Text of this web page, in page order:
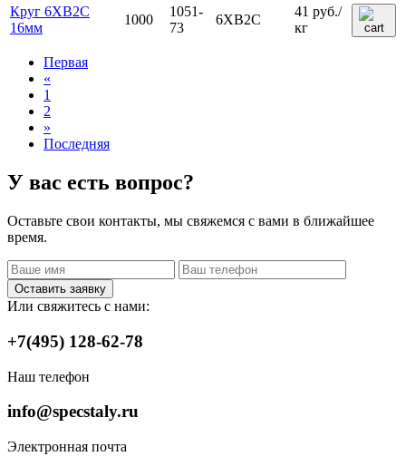
Круг 6ХВ2С
16мм
1000
1051-
73
6ХВ2С
41 руб./
кг
Первая
«
1
2
»
Последняя
У вас есть вопрос?
Оставьте свои контакты, мы свяжемся с вами в ближайшее
время.
Оставить заявку
Или свяжитесь с нами:
+7(495) 128-62-78
Наш телефон
info@specstaly.ru
Электронная почта